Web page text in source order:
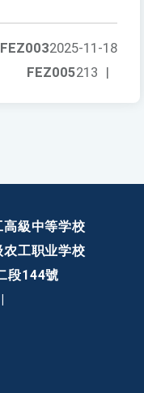
FEZ0032025-11-18
FEZ005213 |
高級中等学校
农工职业学校
段144號
|